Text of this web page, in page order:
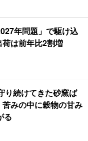
年問題」で駆け込
は前年比2割増
り続けてきた砂窯ば
みの中に穀物の甘み
る